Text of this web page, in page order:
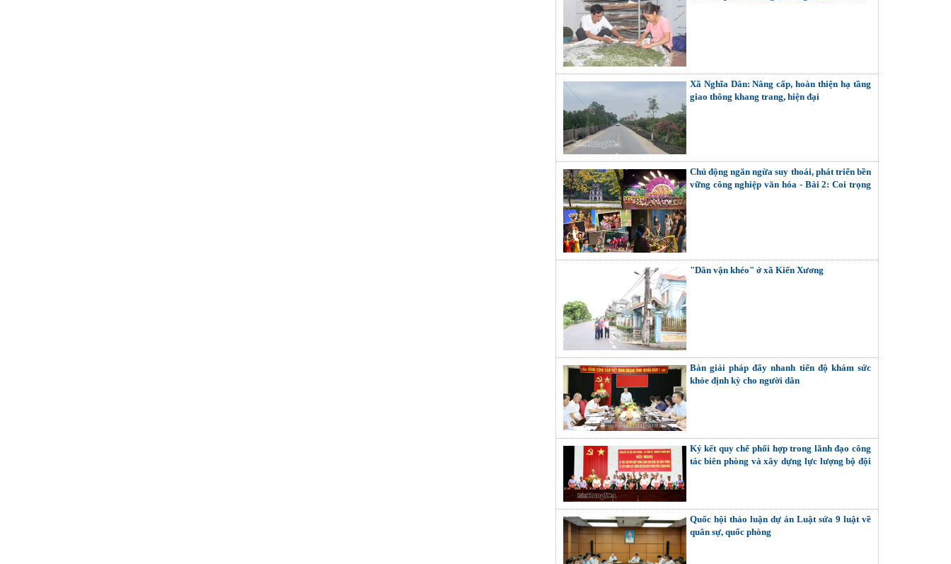
Xã Nghĩa Dân: Nâng cấp, hoàn thiện hạ tầng
giao thông khang trang, hiện đại
Chủ động ngăn ngừa suy thoái, phát triển bền
vững công nghiệp văn hóa - Bài 2: Coi trọng
"Dân vận khéo" ở xã Kiến Xương
Bàn giải pháp đẩy nhanh tiến độ khám sức
khỏe định kỳ cho người dân
Ký kết quy chế phối hợp trong lãnh đạo công
tác biên phòng và xây dựng lực lượng bộ đội
Quốc hội thảo luận dự án Luật sửa 9 luật về
quân sự, quốc phòng